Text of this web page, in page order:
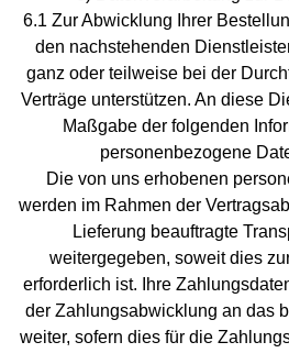
6.1 Zur Abwicklung Ihrer
den nachstehenden
ganz oder teilweise bei der
Verträge unterstützen. An diese
Maßgabe der folgenden
personenbezogene
Die von uns erhobenen
werden im Rahmen der
Lieferung beauftragte
weitergegeben, soweit dies
erforderlich ist. Ihre
der Zahlungsabwicklung an das
weiter, sofern dies für die